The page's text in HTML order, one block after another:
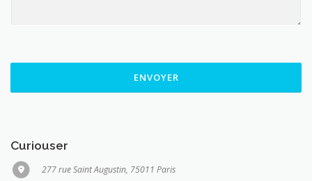
ENVOYER
Curiouser
277 rue Saint Augustin, 75011 Paris